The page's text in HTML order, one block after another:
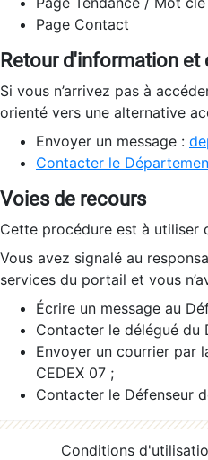
Page Contact
Retour d'information et
Si vous n’arrivez pas à
orienté vers une alternative
Envoyer un message :
Contacter le
Voies de recours
Cette procédure est à utiliser
Vous avez signalé au
services du portail et vous
Écrire un message au
Contacter le délégué du
Envoyer un courrier par
CEDEX 07 ;
Contacter le Défenseur
Conditions